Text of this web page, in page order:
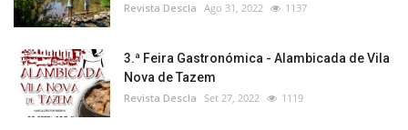
Revista Descla Ago 31, 2022 1137
3.ª Feira Gastronómica - Alambicada de Vila
Nova de Tazem
Revista Descla Set 27, 2022 1119